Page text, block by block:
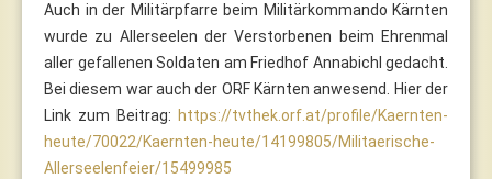
Auch in der Militärpfarre beim Militärkommando Kärnten
wurde zu Allerseelen der Verstorbenen beim Ehrenmal
aller gefallenen Soldaten am Friedhof Annabichl gedacht.
Bei diesem war auch der ORF Kärnten anwesend. Hier der
Link zum Beitrag: https://tvthek.orf.at/profile/Kaernten-
heute/70022/Kaernten-heute/14199805/Militaerische-
Allerseelenfeier/15499985